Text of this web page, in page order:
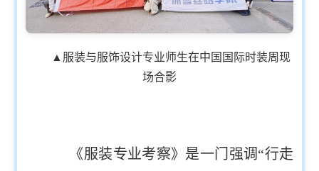
▲服装与服饰设计专业师生在中国国际时装周现
场合影
《服装专业考察》是一门强调“行走